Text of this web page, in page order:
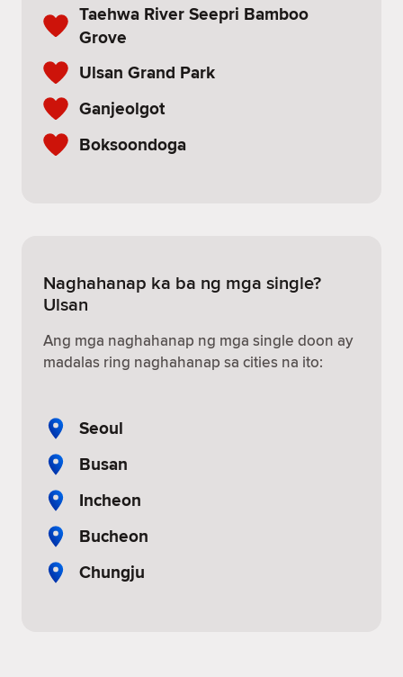
Taehwa River Seepri Bamboo
Grove
Ulsan Grand Park
Ganjeolgot
Boksoondoga
Naghahanap ka ba ng mga single?
Ulsan
Ang mga naghahanap ng mga single doon ay
madalas ring naghahanap sa cities na ito:
Seoul
Busan
Incheon
Bucheon
Chungju